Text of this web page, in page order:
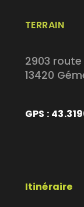
TERRAIN
2903
13420
GPS :
Itinéraire